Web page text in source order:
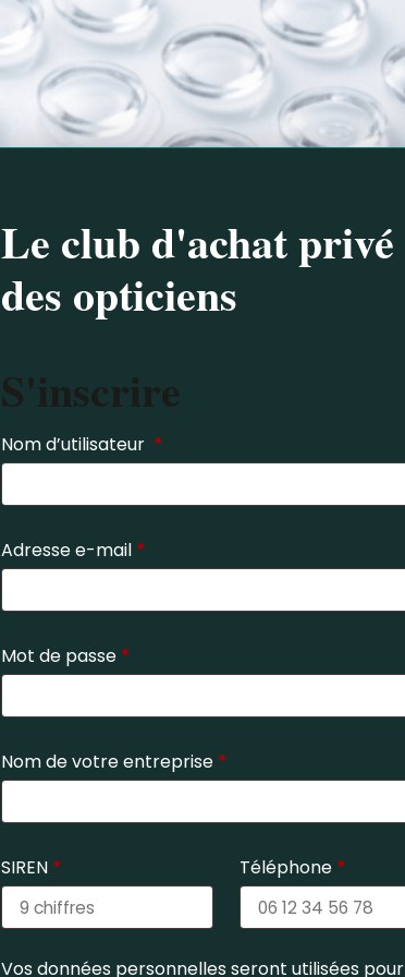
Le club d'achat privé
des opticiens
S'inscrire
Nom d’utilisateur *
Adresse e-mail *
Mot de passe *
Nom de votre entreprise *
SIREN * Téléphone *
Vos données personnelles seront utilisées pour